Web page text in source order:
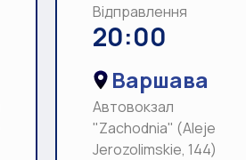
Відправлення
20:00
Варшава
Автовокзал
"Zachodnia" (Aleje
Jerozolimskie, 144)